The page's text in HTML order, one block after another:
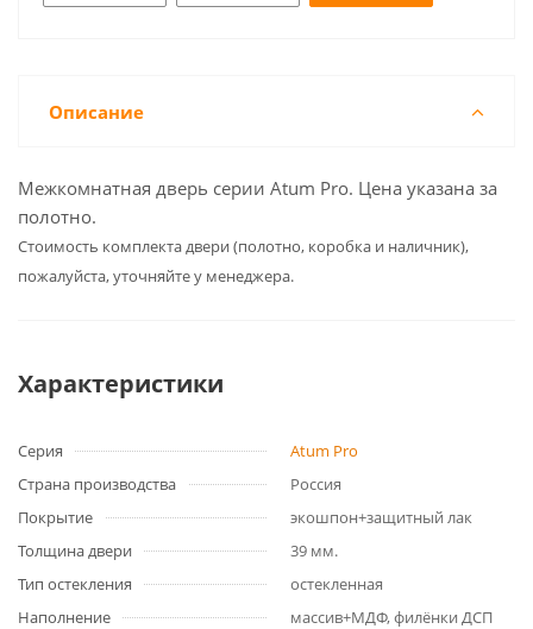
Описание
Межкомнатная дверь серии Atum Pro. Цена указана за
полотно.
Cтоимость комплекта двери (полотно, коробка и наличник),
пожалуйста, уточняйте у менеджера.
Характеристики
Серия
Atum Pro
Страна производства
Россия
Покрытие
экошпон+защитный лак
Толщина двери
39 мм.
Тип остекления
остекленная
Наполнение
массив+МДФ, филёнки ДСП